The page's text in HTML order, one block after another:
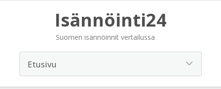
Isännöinti24
Suomen isännöinnit vertailussa